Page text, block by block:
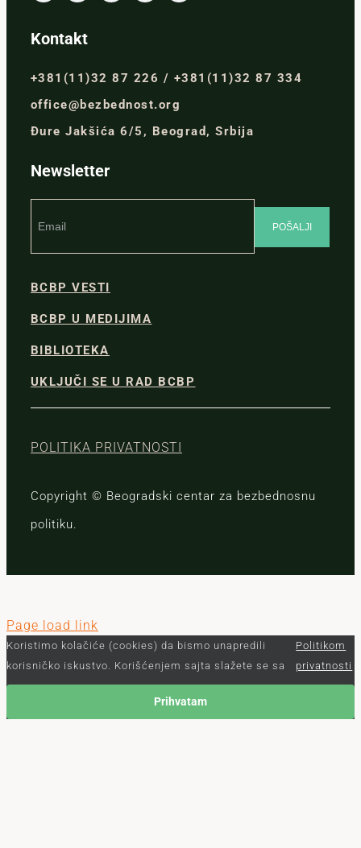
Kontakt
+381(11)32 87 226 / +381(11)32 87 334
office@bezbednost.org
Đure Jakšića 6/5, Beograd, Srbija
Newsletter
BCBP VESTI
BCBP U MEDIJIMA
BIBLIOTEKA
UKLJUČI SE U RAD BCBP
POLITIKA PRIVATNOSTI
Copyright © Beogradski centar za bezbednosnu
politiku.
Page load link
Koristimo kolačiće (cookies) da bismo unapredili
korisničko iskustvo. Korišćenjem sajta slažete se sa
Politikom
privatnosti
Prihvatam